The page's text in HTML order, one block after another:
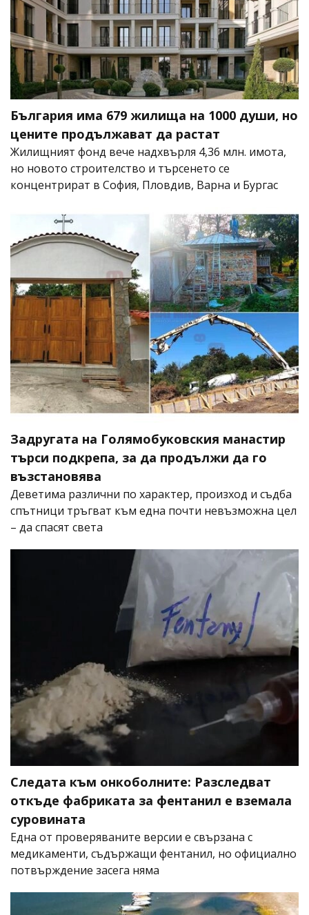
България има 679 жилища на 1000 души, но
цените продължават да растат
Жилищният фонд вече надхвърля 4,36 млн. имота,
но новото строителство и търсенето се
концентрират в София, Пловдив, Варна и Бургас
Задругата на Голямобуковския манастир
търси подкрепа, за да продължи да го
възстановява
Деветима различни по характер, произход и съдба
спътници тръгват към една почти невъзможна цел
– да спасят света
Следата към онкоболните: Разследват
откъде фабриката за фентанил е вземала
суровината
Една от проверяваните версии е свързана с
медикаменти, съдържащи фентанил, но официално
потвърждение засега няма